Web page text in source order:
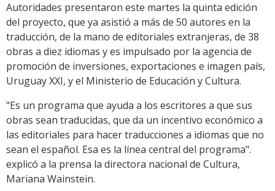
Autoridades presentaron este martes la quinta edición
del proyecto, que ya asistió a más de 50 autores en la
traducción, de la mano de editoriales extranjeras, de 38
obras a diez idiomas y es impulsado por la agencia de
promoción de inversiones, exportaciones e imagen país,
Uruguay XXI, y el Ministerio de Educación y Cultura.
"Es un programa que ayuda a los escritores a que sus
obras sean traducidas, que da un incentivo económico a
las editoriales para hacer traducciones a idiomas que no
sean el español. Esa es la línea central del programa".
explicó a la prensa la directora nacional de Cultura,
Mariana Wainstein.